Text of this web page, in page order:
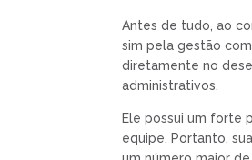
Antes de tudo, ao
sim pela gestão
diretamente no
administrativos.
Ele possui um forte
equipe. Portanto,